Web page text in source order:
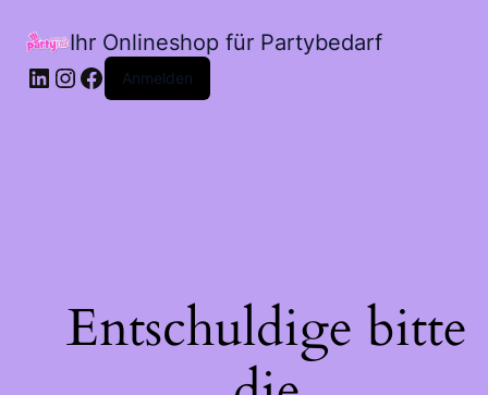
Ihr Onlineshop für Partybedarf
LinkedIn
Instagram
Facebook
Anmelden
Entschuldige bitte